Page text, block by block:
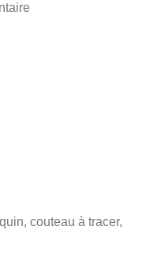
couteau à tracer,